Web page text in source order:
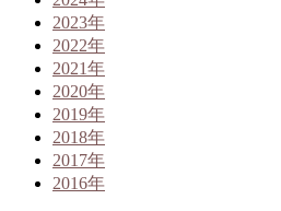
2023年
2022年
2021年
2020年
2019年
2018年
2017年
2016年